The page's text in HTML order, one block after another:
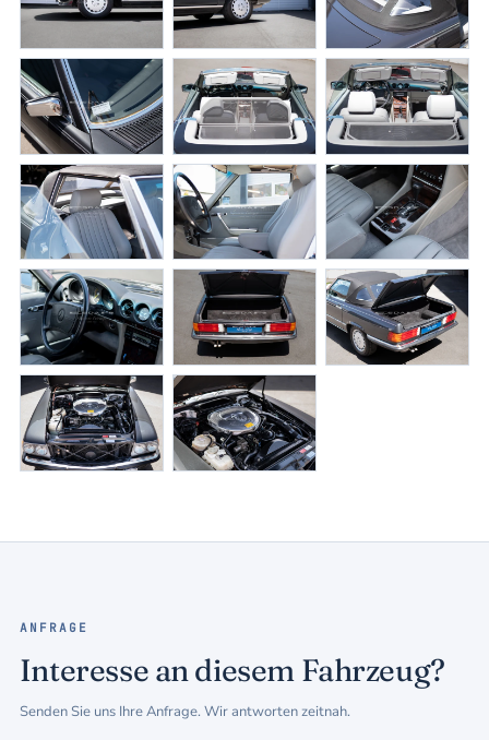
ANFRAGE
Interesse an diesem Fahrzeug?
Senden Sie uns Ihre Anfrage. Wir antworten zeitnah.